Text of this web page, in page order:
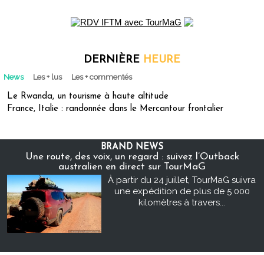
DERNIÈRE HEURE
News Les + lus Les + commentés
Le Rwanda, un tourisme à haute altitude
France, Italie : randonnée dans le Mercantour frontalier
BRAND NEWS
Une route, des voix, un regard : suivez l’Outback
australien en direct sur TourMaG
À partir du 24 juillet, TourMaG suivra
une expédition de plus de 5 000
kilomètres à travers...